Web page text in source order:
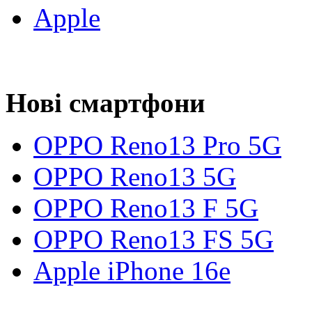
Apple
Нові смартфони
OPPO Reno13 Pro 5G
OPPO Reno13 5G
OPPO Reno13 F 5G
OPPO Reno13 FS 5G
Apple iPhone 16e